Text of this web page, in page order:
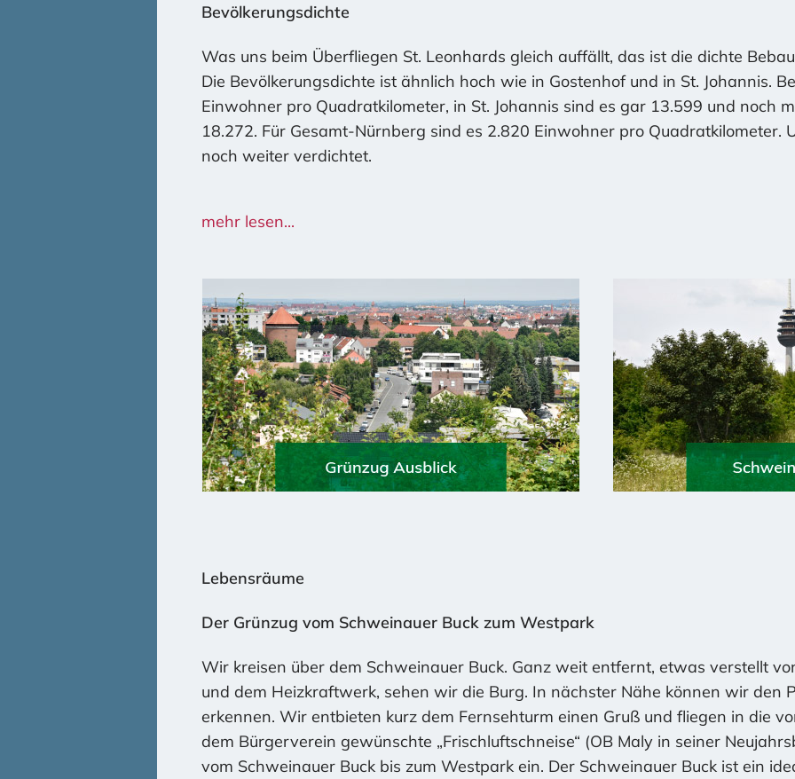
Bevölkerungsdichte
Was uns beim Überfliegen St. Leonhards gleich auffällt, das ist die dichte
Die Bevölkerungsdichte ist ähnlich hoch wie in Gostenhof und in St. Johannis.
Einwohner pro Quadratkilometer, in St. Johannis sind es gar 13.599 und noch
18.272. Für Gesamt-Nürnberg sind es 2.820 Einwohner pro Quadratkilometer.
noch weiter verdichtet.
Dabei werden nicht nur ehemalige Ruinengrundstücke und leerstehende
bebaut, Ecke Orff- / Kreutzerstraße wird ein Fabrikgebäude abgerissen und
neu erstehen. Grünflächen werden am Westpark, gleich neben der Ossietzky-
Wohnhäuser geopfert. Daraus ergibt sich, dass wir darauf achten müssen, dass
Grünflächen entstehen.
mehr lesen...
Lebensräume
Der Grünzug vom Schweinauer Buck zum Westpark
Wir kreisen über dem Schweinauer Buck. Ganz weit entfernt, etwas verstellt
und dem Heizkraftwerk, sehen wir die Burg. In nächster Nähe können wir den
erkennen. Wir entbieten kurz dem Fernsehturm einen Gruß und fliegen in die
dem Bürgerverein gewünschte „Frischluftschneise“ (OB Maly in seiner
vom Schweinauer Buck bis zum Westpark ein. Der Schweinauer Buck ist ein